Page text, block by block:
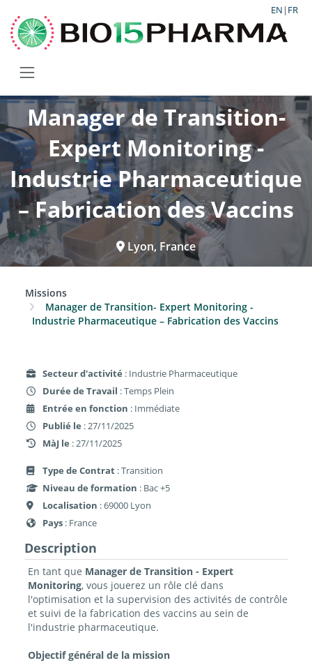
EN | FR
Manager de Transition-
Expert Monitoring -
Industrie Pharmaceutique
– Fabrication des Vaccins
Lyon, France
Missions
Manager de Transition- Expert Monitoring -
Industrie Pharmaceutique – Fabrication des Vaccins
Secteur d'activité : Industrie Pharmaceutique
Durée de Travail : Temps Plein
Entrée en fonction : Immédiate
Publié le : 27/11/2025
MàJ le : 27/11/2025
Type de Contrat : Transition
Niveau de formation : Bac +5
Localisation : 69000 Lyon
Pays : France
Description
En tant que Manager de Transition - Expert
Monitoring, vous jouerez un rôle clé dans
l'optimisation et la supervision des activités de contrôle
et suivi de la fabrication des vaccins au sein de
l'industrie pharmaceutique.
Objectif général de la mission